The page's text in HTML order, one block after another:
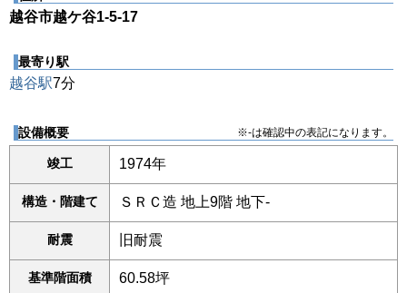
越谷市越ケ谷1-5-17
最寄り駅
越谷駅7分
設備概要 ※-は確認中の表記になります。
竣工 1974年
構造・階建て ＳＲＣ造 地上9階 地下-
耐震 旧耐震
基準階面積 60.58坪